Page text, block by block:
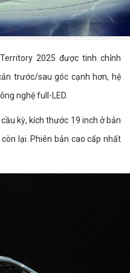
2025 được tinh chỉnh
trước/sau góc cạnh hơn, hệ
nghệ full-LED.
kỳ, kích thước 19 inch ở bản
lại. Phiên bản cao cấp nhất